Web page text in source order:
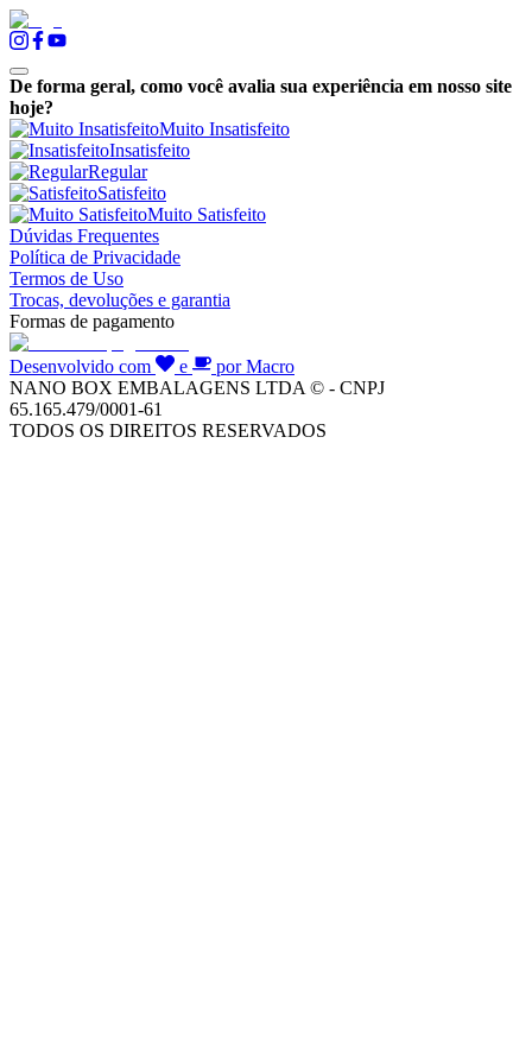
De forma geral, como você avalia sua experiência em nosso site
hoje?
Muito Insatisfeito
Insatisfeito
Regular
Satisfeito
Muito Satisfeito
Dúvidas Frequentes
Política de Privacidade
Termos de Uso
Trocas, devoluções e garantia
Formas de pagamento
Desenvolvido com e
por Macro
NANO BOX EMBALAGENS LTDA © - CNPJ
65.165.479/0001-61
TODOS OS DIREITOS RESERVADOS